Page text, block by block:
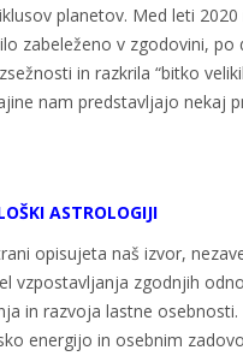
planetov. Med leti
zabeleženo v zgodovini, po
in razkrila “bitko
nam predstavljajo nekaj
ASTROLOGIJI
opisujeta naš izvor,
vzpostavljanja zgodnjih
in razvoja lastne
energijo in osebnim